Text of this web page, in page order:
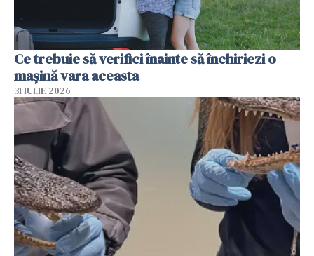
Ce trebuie să verifici înainte să închiriezi o
mașină vara aceasta
31 IULIE 2026